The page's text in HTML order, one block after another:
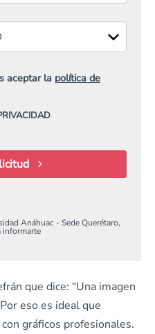
aceptar la política de
Anáhuac - Sede Querétaro,
informarte
que dice: “Una imagen
eso es ideal que
gráficos profesionales.